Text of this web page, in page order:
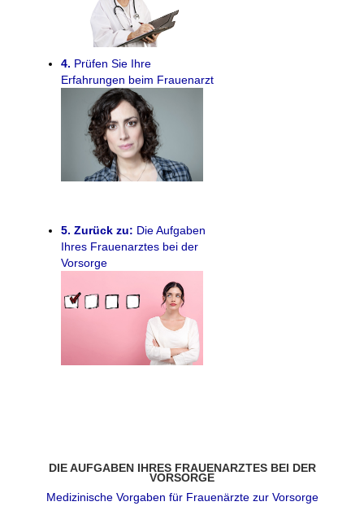
4. Prüfen Sie Ihre
Erfahrungen beim Frauenarzt
5. Zurück zu: Die Aufgaben
Ihres Frauenarztes bei der
Vorsorge
DIE AUFGABEN IHRES FRAUENARZTES BEI DER
VORSORGE
Medizinische Vorgaben für Frauenärzte zur Vorsorge